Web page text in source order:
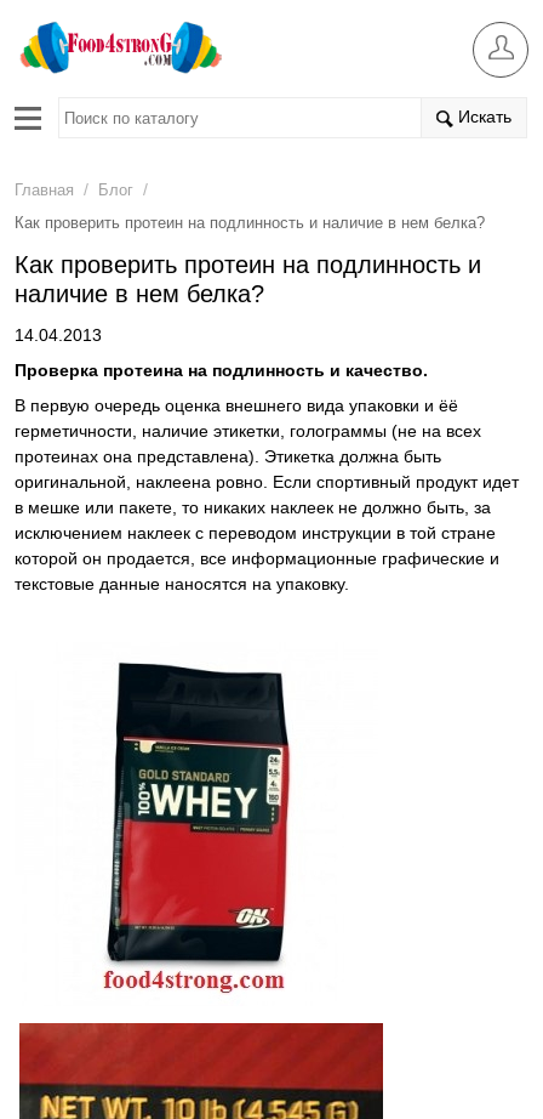
Искать
Главная / Блог /
Как проверить протеин на подлинность и наличие в нем белка?
Как проверить протеин на подлинность и
наличие в нем белка?
14.04.2013
Проверка протеина на подлинность и качество.
В первую очередь оценка внешнего вида упаковки и ёё
герметичности, наличие этикетки, голограммы (не на всех
протеинах она представлена). Этикетка должна быть
оригинальной, наклеена ровно. Если спортивный продукт идет
в мешке или пакете, то никаких наклеек не должно быть, за
исключением наклеек с переводом инструкции в той стране
которой он продается, все информационные графические и
текстовые данные наносятся на упаковку.